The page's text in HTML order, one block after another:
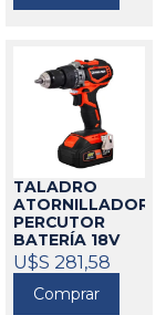
TALADRO
ATORNILLADOR
PERCUTOR
BATERÍA 18V
SIN CARBONES
DOWEN PAGIO
424191
U$S 281,58
Comprar